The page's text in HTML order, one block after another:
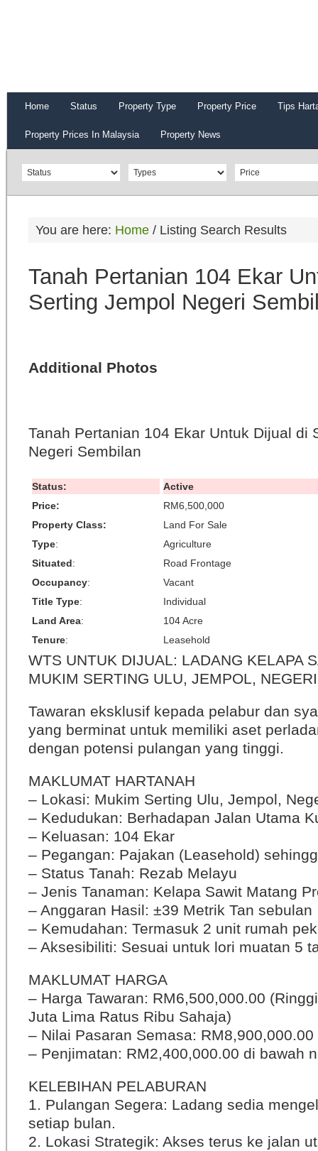
Home Status Property Type Property Price Tips
Property Prices In Malaysia Property News
You are here: Home / Listing Search Results
Tanah Pertanian 104 Ekar
Serting Jempol Negeri
Additional Photos
Tanah Pertanian 104 Ekar Untuk Dijual di
Negeri Sembilan
Status:
Active
Price:
RM6,500,000
Property Class:
Land For Sale
Type:
Agriculture
Situated:
Road Frontage
Occupancy:
Vacant
Title Type:
Individual
Land Area:
104 Acre
Tenure: Leasehold
WTS UNTUK DIJUAL: LADANG KELAPA
MUKIM SERTING ULU, JEMPOL,
Tawaran eksklusif kepada pelabur dan
yang berminat untuk memiliki aset
dengan potensi pulangan yang tinggi.
MAKLUMAT HARTANAH
– Lokasi: Mukim Serting Ulu, Jempol,
– Kedudukan: Berhadapan Jalan Utama
– Keluasan: 104 Ekar
– Pegangan: Pajakan (Leasehold)
– Status Tanah: Rezab Melayu
– Jenis Tanaman: Kelapa Sawit Matang
– Anggaran Hasil: ±39 Metrik Tan sebulan
– Kemudahan: Termasuk 2 unit rumah
– Aksesibiliti: Sesuai untuk lori muatan 5
MAKLUMAT HARGA
– Harga Tawaran: RM6,500,000.00
Juta Lima Ratus Ribu Sahaja)
– Nilai Pasaran Semasa: RM8,900,000.00
– Penjimatan: RM2,400,000.00 di bawah
KELEBIHAN PELABURAN
1. Pulangan Segera: Ladang sedia
setiap bulan.
2. Lokasi Strategik: Akses terus ke jalan